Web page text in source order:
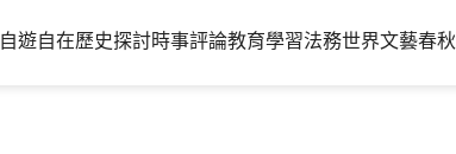
自遊自在歷史探討時事評論教育學習法務世界文藝春秋